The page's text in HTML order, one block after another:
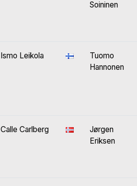
Soininen
Ismo Leikola
Tuomo
Hannonen
Calle Carlberg
Jørgen
Eriksen